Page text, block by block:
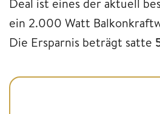
ein 2.000 Watt
Die Ersparnis beträgt satte